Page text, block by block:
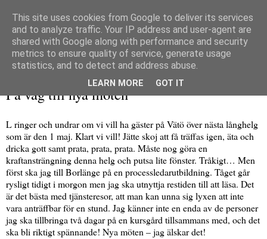
På väg till nya möten
L ringer och undrar om vi vill ha gäster på Vätö över nästa långhelg
som är den 1 maj. Klart vi vill! Jätte skoj att få träffas igen, äta och
dricka gott samt prata, prata, prata. Måste nog göra en
kraftansträngning denna helg och putsa lite fönster. Tråkigt… Men
först ska jag till Borlänge på en processledarutbildning. Tåget går
rysligt tidigt i morgon men jag ska utnyttja restiden till att läsa. Det
är det bästa med tjänsteresor, att man kan unna sig lyxen att inte
vara anträffbar för en stund. Jag känner inte en enda av de personer
jag ska tillbringa två dagar på en kursgård tillsammans med, och det
ska bli riktigt spännande! Nya möten – jag älskar det!
This site uses cookies from Google to deliver its services
and to analyze traffic. Your IP address and user-agent are
shared with Google along with performance and security
metrics to ensure quality of service, generate usage
statistics, and to detect and address abuse.
LEARN MORE GOT IT